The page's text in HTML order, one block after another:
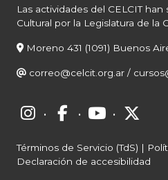
Las actividades del CELCIT
Cultural por la Legislatura de la
Moreno 431 (1091) Buenos
correo@celcit.org.ar /
· · ·
Términos de Servicio (TdS) |
Declaración de accesibilidad